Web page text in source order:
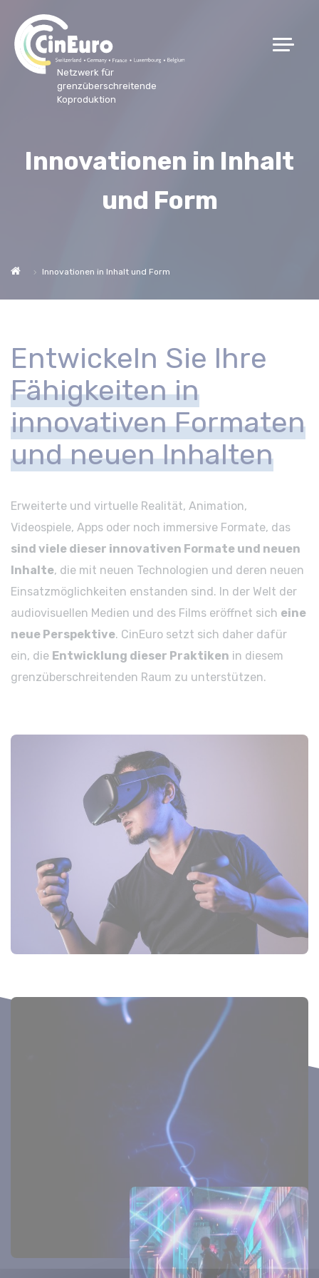
Netzwerk für
grenzüberschreitende
Koproduktion
Innovationen in Inhalt
und Form
Innovationen in Inhalt und Form
Entwickeln Sie Ihre
Fähigkeiten in
innovativen Formaten
und neuen Inhalten
Erweiterte und virtuelle Realität, Animation,
Videospiele, Apps oder noch immersive Formate, das
sind viele dieser innovativen Formate und neuen
Inhalte, die mit neuen Technologien und deren neuen
Einsatzmöglichkeiten enstanden sind. In der Welt der
audiovisuellen Medien und des Films eröffnet sich eine
neue Perspektive. CinEuro setzt sich daher dafür
ein, die Entwicklung dieser Praktiken in diesem
grenzüberschreitenden Raum zu unterstützen.